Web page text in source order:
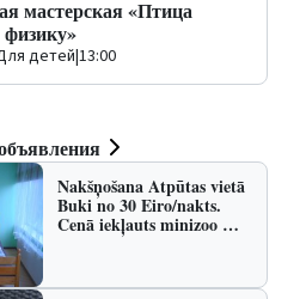
мастерская «Птица
физику»
детей|13:00
Nakšņošana Atpūtas vietā
Buki no 30 Eiro/nakts.
Cenā iekļauts minizoo …